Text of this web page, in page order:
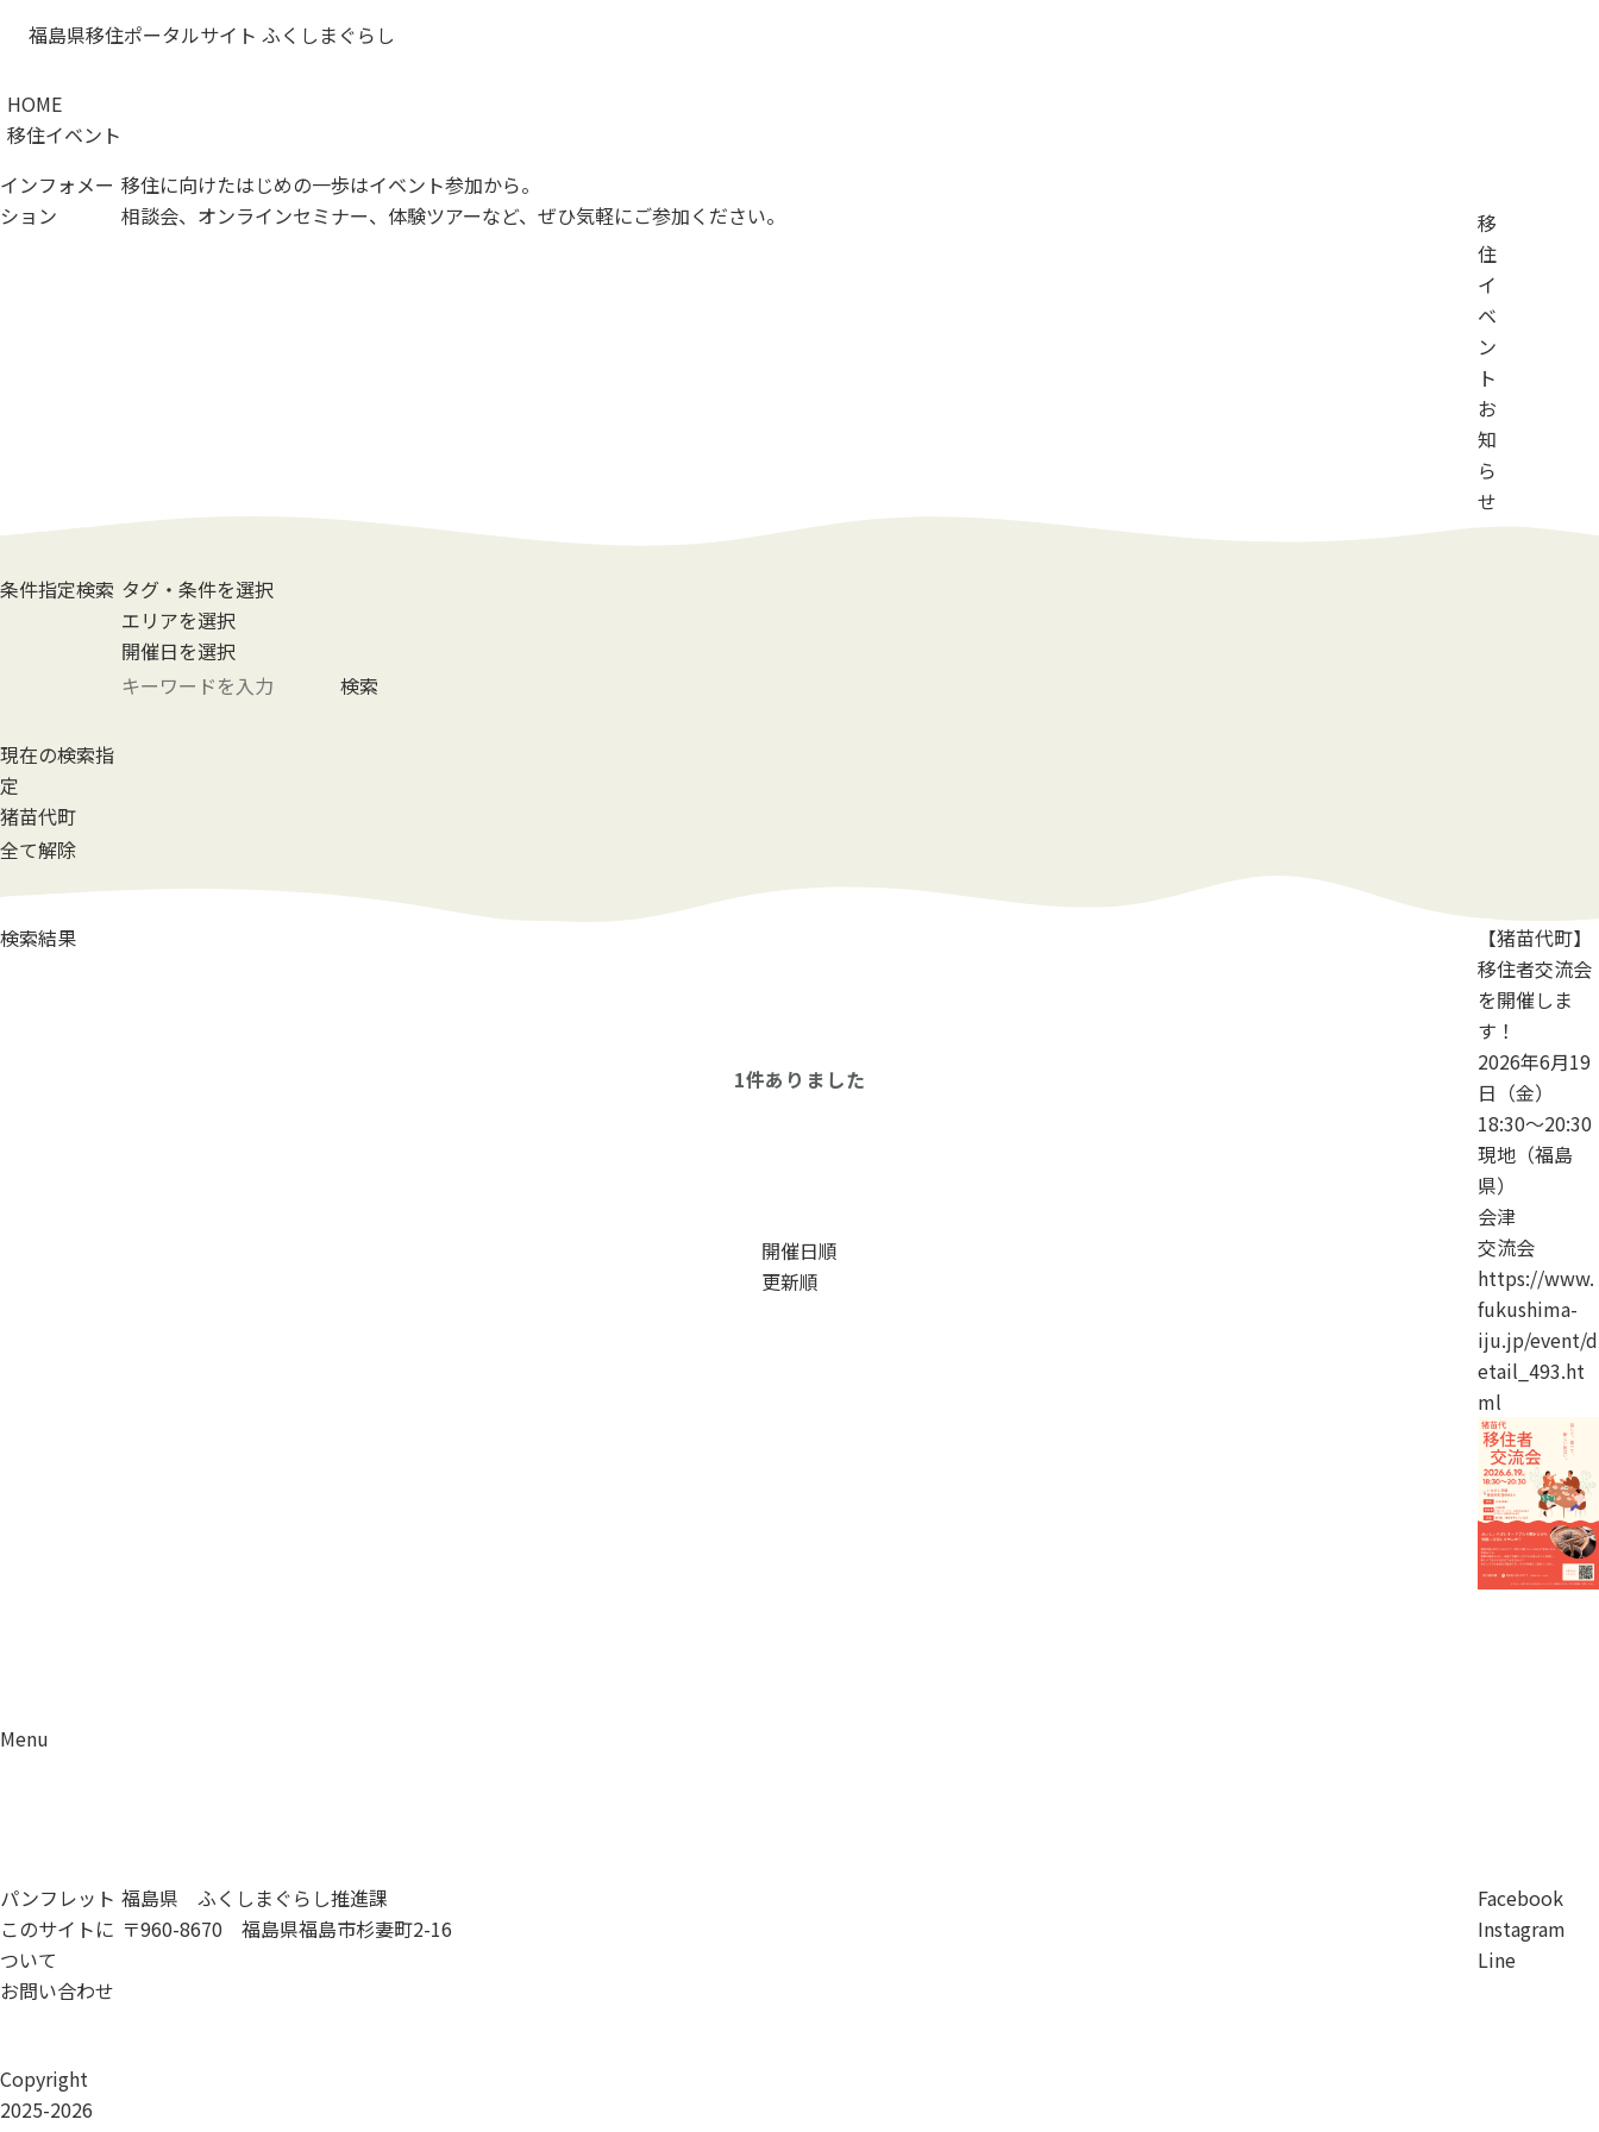
福島県移住ポータルサイト ふくしまぐらし
HOME
移住イベント
インフォメー
ション
移住に向けたはじめの一歩はイベント参加から。
相談会、オンラインセミナー、体験ツアーなど、ぜひ気軽にご参加ください。
移
住
イ
ベ
ン
ト
お
知
ら
せ
条件指定検索 タグ・条件を選択
エリアを選択
開催日を選択
検索
現在の検索指
定
猪苗代町
全て解除
検索結果
1件ありました
開催日順
更新順
【猪苗代町】
移住者交流会
を開催しま
す！
2026年6月19
日（金）
18:30～20:30
現地（福島
県）
会津
交流会
https://www.
fukushima-
iju.jp/event/d
etail_493.ht
ml
Menu
パンフレット
このサイトに
ついて
お問い合わせ
福島県 ふくしまぐらし推進課
〒960-8670 福島県福島市杉妻町2-16
Facebook
Instagram
Line
Copyright
2025-2026